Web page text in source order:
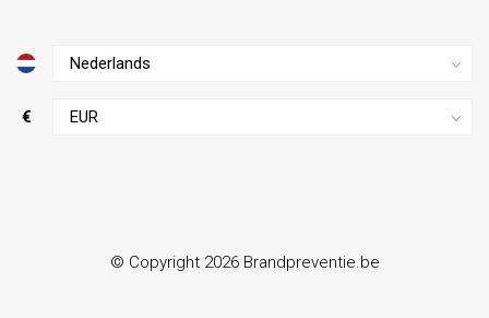
€
© Copyright 2026 Brandpreventie.be